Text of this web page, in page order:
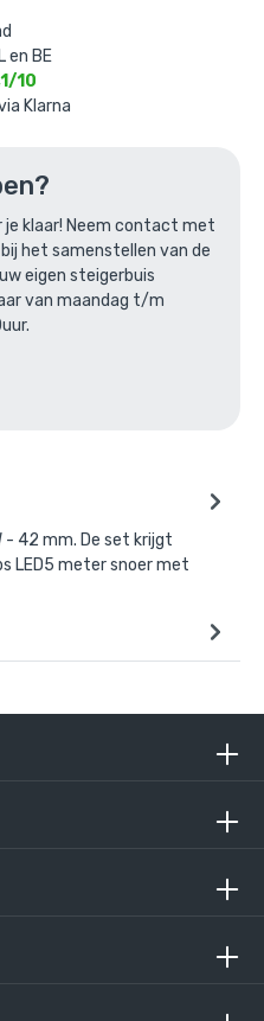
en BE
10
Klarna
je klaar! Neem contact met
het samenstellen van de
eigen steigerbuis
van maandag t/m
- 42 mm. De set krijgt
LED5 meter snoer met
stuk